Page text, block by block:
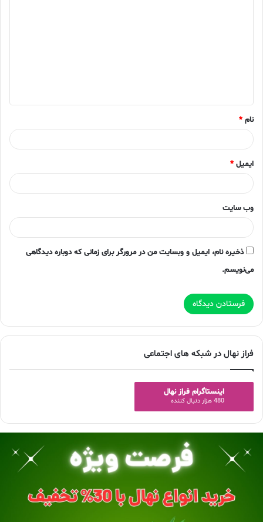
*
نام *
ایمیل *
وب‌ سایت
ذخیره نام، ایمیل و وبسایت من در مرورگر برای زمانی که دوباره دیدگاهی
می‌نویسم.
فراز نهال در شبکه های اجتماعی
اینستاگرام فراز نهال
480 هزار دنبال کننده